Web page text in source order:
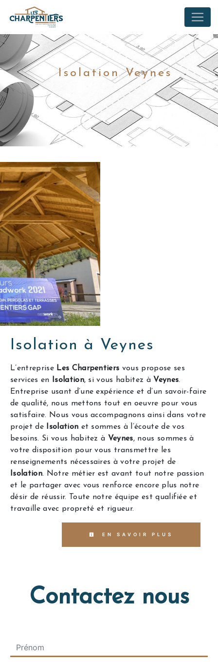
Isolation Veynes
Isolation à Veynes
L’entreprise Les Charpentiers vous propose ses
services en
Isolation, si vous habitez à Veynes.
Entreprise usant d’une expérience et d’un savoir-faire
de qualité, nous mettons tout en oeuvre pour vous
satisfaire. Nous vous accompagnons ainsi dans votre
projet de
Isolation et sommes à l’écoute de vos
besoins. Si vous habitez à Veynes, nous sommes à
votre disposition pour vous transmettre les
renseignements nécessaires à votre projet de
Isolation. Notre métier est avant tout notre passion
et le partager avec vous renforce encore plus notre
désir de réussir. Toute notre équipe est qualifiée et
travaille avec propreté et rigueur.
EN SAVOIR PLUS
Contactez nous
Panneau de gestion des cookies